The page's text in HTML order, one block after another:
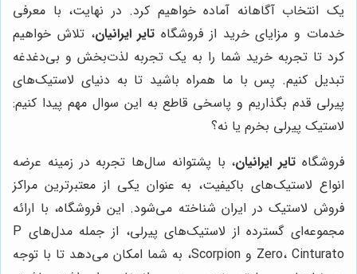
یک انتخاب آگاهانه آماده خواهیم کرد. در نهایت، با معرفی
خدمات و مزایای خرید از فروشگاه تایر ایرانیان، تلاش خواهیم
کرد تا تجربه خرید شما را به یک تجربه لذت‌بخش و بی‌دغدغه
تبدیل کنیم. پس با ما همراه باشید تا به دنیای لاستیک‌های
پیرلی قدم بگذاریم و پاسخی قاطع به این سوال مهم پیدا کنیم:
لاستیک پیرلی بخرم یا نه؟
فروشگاه تایر ایرانیان، با پشتوانه سال‌ها تجربه در زمینه عرضه
انواع لاستیک‌های باکیفیت، به عنوان یکی از معتبرترین مراکز
فروش لاستیک در ایران شناخته می‌شود. این فروشگاه، با ارائه
مجموعه‌ای گسترده از لاستیک‌های پیرلی، از جمله مدل‌های P
Zero، Cinturato و Scorpion، به شما امکان می‌دهد تا با توجه